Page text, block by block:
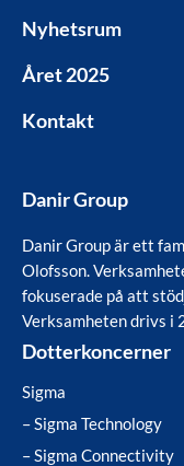
Nyhetsrum
Året 2025
Kontakt
Danir Group
Danir Group är ett
Olofsson.
fokuserade på att
Verksamheten drivs i
Dotterkoncerner
Sigma
– Sigma Technology
– Sigma Connectivity